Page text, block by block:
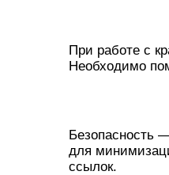
При работе с
Необходимо
Безопасность
для
ссылок.